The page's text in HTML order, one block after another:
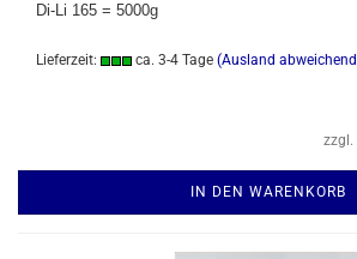
Di-Li 165 = 5000g
Lieferzeit: ca. 3-4 Tage (Ausland
zzgl.
IN DEN WARENKORB